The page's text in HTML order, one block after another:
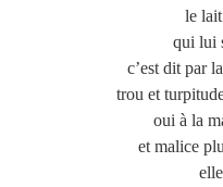
le
qui lui
c’est dit par
trou et
oui à la
et malice